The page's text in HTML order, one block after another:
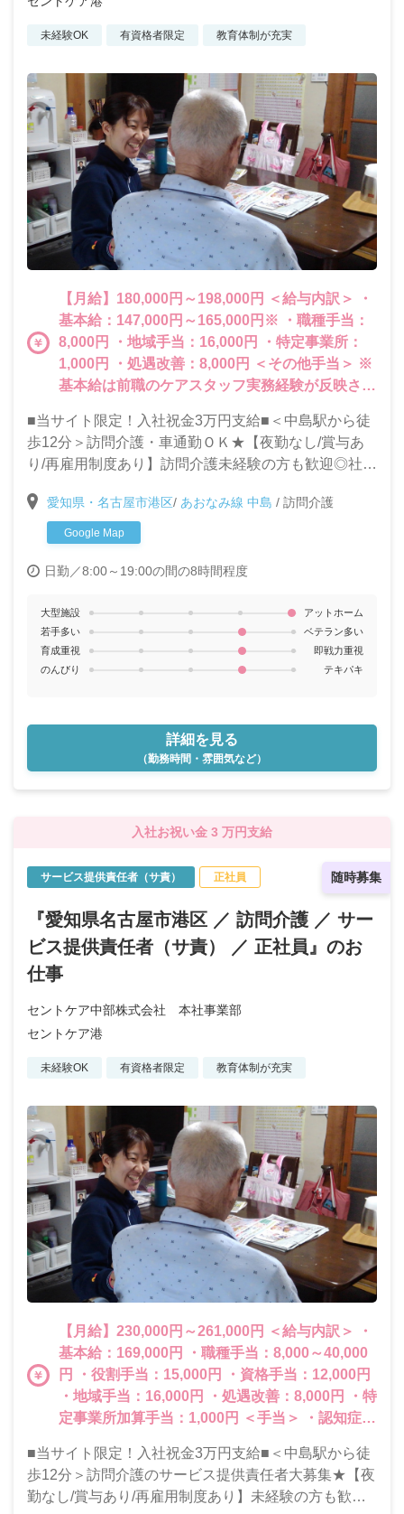
未経験OK 有資格者限定 教育体制が充実
【月給】180,000円～198,000円 ＜給与内訳＞ ・
基本給：147,000円～165,000円※ ・職種手当：
8,000円 ・地域手当：16,000円 ・特定事業所：
1,000円 ・処遇改善：8,000円 ＜その他手当＞ ※
基本給は前職のケアスタッフ実務経験が反映され
知症介護実践者研修取得者：2,000円 ・特別ボー
ナス（処遇改善加算一時金＋特定処遇加算）＜
12月と5月に支給＞ (例）週5勤務の場合：総額
27万1,000円<2019年12月＋2020年5月実績＞ ・
■当サイト限定！入社祝金3万円支給■＜中島駅から徒
歩12分＞訪問介護・車通勤ＯＫ★【夜勤なし/賞与あ
り/再雇用制度あり】訪問介護未経験の方も歓迎◎社
ト♪愛知県・名古屋市港区/ あおなみ線 中島 / 訪問介護
Google Map
日勤／8:00～19:00の間の8時間程度
大型施設
アットホーム
若手多い
ベテラン多い
育成重視
即戦力重視
のんびり
テキパキ
詳細を見る
（勤務時間・雰囲気など）
入社お祝い金 3 万円支給
随時募集
サービス提供責任者（サ責） 正社員
『愛知県名古屋市港区 ／ 訪問介護 ／ サー
ビス提供責任者（サ責） ／ 正社員』のお
仕事
セントケア中部株式会社 本社事業部
セントケア港
未経験OK 有資格者限定 教育体制が充実
【月給】230,000円～261,000円 ＜給与内訳＞ ・
基本給：169,000円 ・職種手当：8,000～40,000
円 ・役割手当：15,000円 ・資格手当：12,000円
・地域手当：16,000円 ・処遇改善：8,000円 ・特
定事業所加算手当：1,000円 ＜手当＞ ・認知症介
（処遇改善加算一時金＋特定処遇加算）（12月
と5月に支給） <例：週５勤務：年間27
万1，000円実績＞
■当サイト限定！入社祝金3万円支給■＜中島駅から徒
歩12分＞訪問介護のサービス提供責任者大募集★【夜
勤なし/賞与あり/再雇用制度あり】未経験の方も歓迎